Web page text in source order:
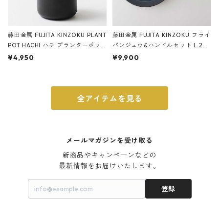
藤田金属 FUJITA KINZOKU PLANT
POT HACHI ハチ プランターポッ
ト 3号 ブラック
¥4,950
藤田金属 FUJITA KINZOKU フライ
パンジュウ&ハンドルセット L 24c
m ガス火・IH対応 鉄フライパン
¥9,900
全アイテムを見る
メールマガジンを受け取る
新商品やキャンペーンなどの
最新情報をお届けいたします。
登録